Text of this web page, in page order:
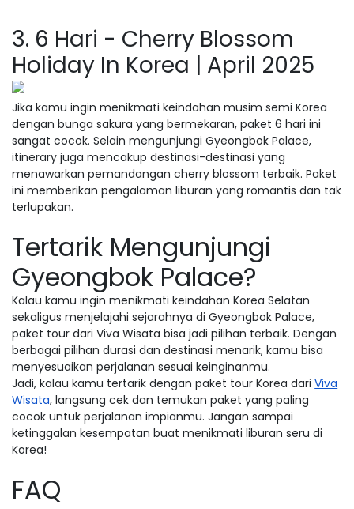
3. 6 Hari - Cherry Blossom
Holiday In Korea | April 2025
Jika kamu ingin menikmati keindahan musim semi Korea
dengan bunga sakura yang bermekaran, paket 6 hari ini
sangat cocok. Selain mengunjungi Gyeongbok Palace,
itinerary juga mencakup destinasi-destinasi yang
menawarkan pemandangan cherry blossom terbaik. Paket
ini memberikan pengalaman liburan yang romantis dan tak
terlupakan.
Tertarik Mengunjungi
Gyeongbok Palace?
Kalau kamu ingin menikmati keindahan Korea Selatan
sekaligus menjelajahi sejarahnya di Gyeongbok Palace,
paket tour dari Viva Wisata bisa jadi pilihan terbaik. Dengan
berbagai pilihan durasi dan destinasi menarik, kamu bisa
menyesuaikan perjalanan sesuai keinginanmu.
Jadi, kalau kamu tertarik dengan paket tour Korea dariViva
Wisata, langsung cek dan temukan paket yang paling
cocok untuk perjalanan impianmu. Jangan sampai
ketinggalan kesempatan buat menikmati liburan seru di
Korea!
FAQ